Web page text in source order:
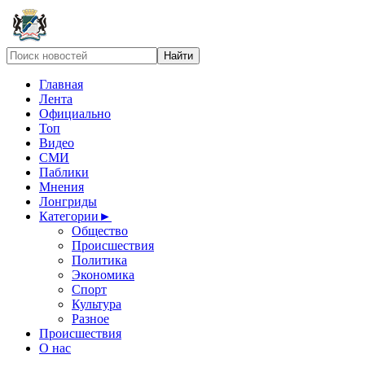
Главная
Лента
Официально
Топ
Видео
СМИ
Паблики
Мнения
Лонгриды
Категории ►
Общество
Происшествия
Политика
Экономика
Спорт
Культура
Разное
Происшествия
О нас